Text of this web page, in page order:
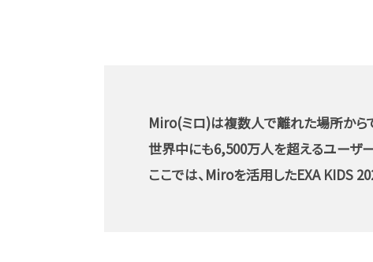
Miro(ミロ)は複数人で離れた場所から
世界中にも6,500万人を超えるユーザ
ここでは、Miroを活用したEXA KIDS